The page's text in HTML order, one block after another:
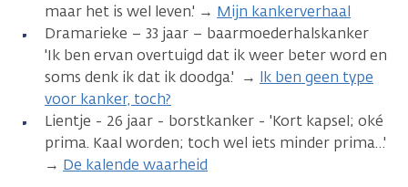
maar het is wel leven.' → Mijn kankerverhaal
Dramarieke – 33 jaar – baarmoederhalskanker
'Ik ben ervan overtuigd dat ik weer beter word en
soms denk ik dat ik doodga.' → lk ben geen type
voor kanker, toch?
Lientje - 26 jaar - borstkanker - 'Kort kapsel; oké
prima. Kaal worden; toch wel iets minder prima…'
→ De kalende waarheid